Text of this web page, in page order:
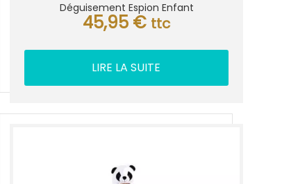
Déguisement Espion Enfant
45,95 € ttc
LIRE LA SUITE